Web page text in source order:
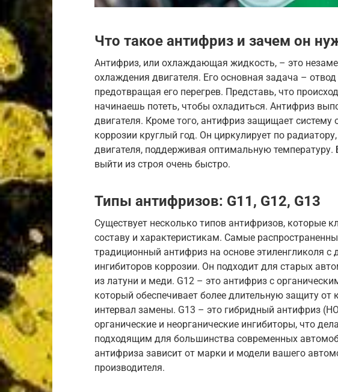
Что такое антифриз и зачем он
Антифриз, или охлаждающая жидкость, – это
охлаждения двигателя. Его основная задача –
предотвращая его перегрев. Представь, что
начинаешь потеть, чтобы охладиться. Антифриз
двигателя. Кроме того, антифриз защищает
коррозии круглый год. Он циркулирует по
двигателя, поддерживая оптимальную
выйти из строя очень быстро.
Типы антифризов: G11, G12, G13
Существует несколько типов антифризов, которые
составу и характеристикам. Самые
традиционный антифриз на основе этиленгликоля с
ингибиторов коррозии. Он подходит для старых
из латуни и меди. G12 – это антифриз с
который обеспечивает более длительную защиту от
интервал замены. G13 – это гибридный антифриз
органические и неорганические ингибиторы, что
подходящим для большинства современных
антифриза зависит от марки и модели вашего
производителя.